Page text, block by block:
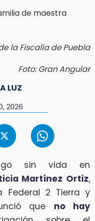
la Fiscalía de Puebla
Foto: Gran Angular
LUZ
2026
sin vida en
Martínez Ortiz,
Federal 2 Tierra y
que no hay